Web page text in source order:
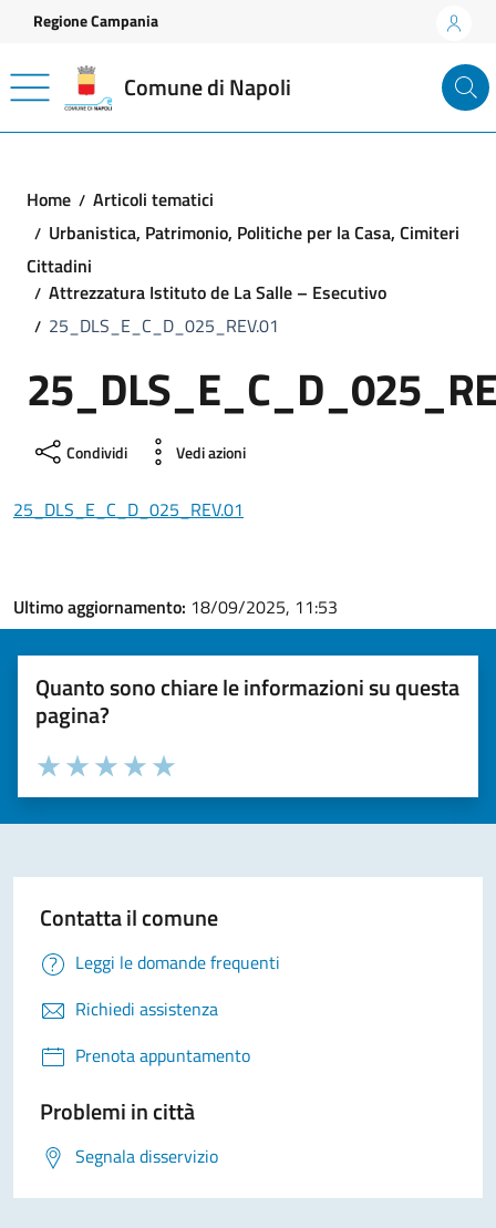
Vai ai contenuti
Vai al footer
Regione Campania
Comune di Napoli
Home
Articoli tematici
Urbanistica, Patrimonio, Politiche per la Casa, Cimiteri
Cittadini
Attrezzatura Istituto de La Salle – Esecutivo
25_DLS_E_C_D_025_REV.01
Condividi Vedi azioni
25_DLS_E_C_D_025_REV.01
Ultimo aggiornamento: 18/09/2025, 11:53
Quanto sono chiare le informazioni su questa
pagina?
Valuta la chiarezza delle informazioni (da 1 a 5 stelle)
Seleziona il numero di stelle per valutare la chiarezza delle
Valuta 5 stelle su 5
Valuta 4 stelle su 5
Valuta 3 stelle su 5
Valuta 2 stelle su 5
Valuta 1 stelle su 5
Contatta il comune
Leggi le domande frequenti
Richiedi assistenza
Prenota appuntamento
Problemi in città
Segnala disservizio